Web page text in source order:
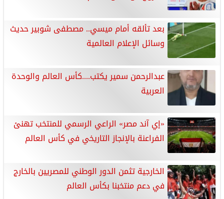
بعد تألقه أمام ميسي.. مصطفى شوبير حديث
وسائل الإعلام العالمية
عبدالرحمن سمير يكتب....كأس العالم والوحدة
العربية
«إي آند مصر» الراعي الرسمي للمنتخب تهنئ
الفراعنة بالإنجاز التاريخي في كأس العالم
الخارجية تثمن الدور الوطني للمصريين بالخارج
في دعم منتخبنا بكأس العالم